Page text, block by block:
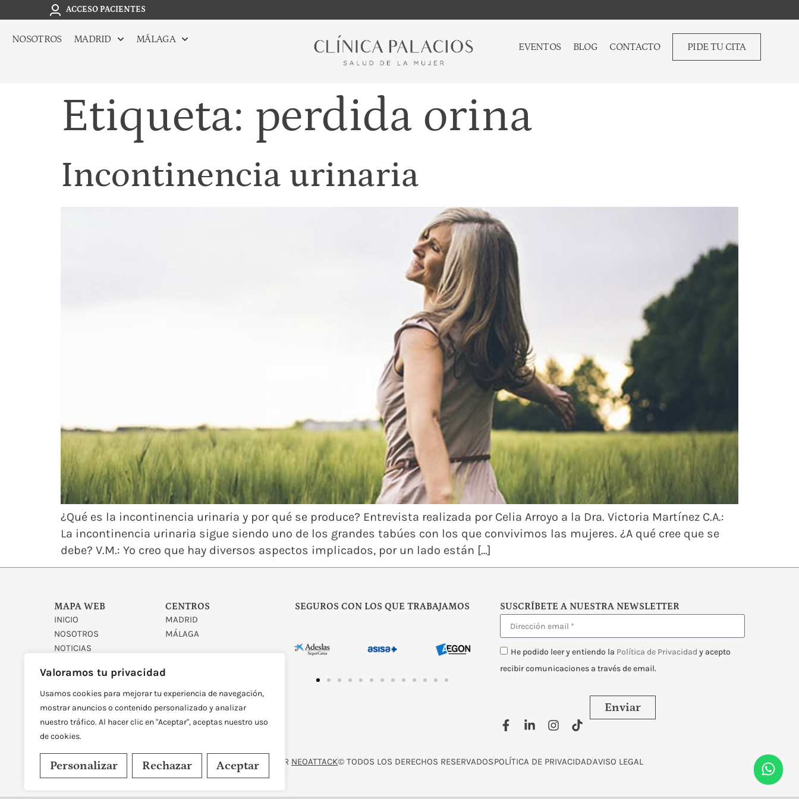
Valoramos tu privacidad
Usamos cookies para mejorar tu experiencia de navegación,
mostrar anuncios o contenido personalizado y analizar
nuestro tráfico. Al hacer clic en "Aceptar", aceptas nuestro uso
de cookies.
Personalizar Rechazar Aceptar
ACCESO PACIENTES
NOSOTROS MADRID MÁLAGA
EVENTOS BLOG CONTACTO PIDE TU CITA
Etiqueta: perdida orina
Incontinencia urinaria
¿Qué es la incontinencia urinaria y por qué se produce? Entrevista realizada por Celia Arroyo a la Dra. Victoria Martínez C.A.:
La incontinencia urinaria sigue siendo uno de los grandes tabúes con los que convivimos las mujeres. ¿A qué cree que se
debe? V.M.: Yo creo que hay diversos aspectos implicados, por un lado están […]
MAPA WEB
INICIO
NOSOTROS
NOTICIAS
CENTROS
MADRID
MÁLAGA
SEGUROS CON LOS QUE TRABAJAMOS SUSCRÍBETE A NUESTRA NEWSLETTER
He podido leer y entiendo la Política de Privacidad y acepto
recibir comunicaciones a través de email.
Enviar
DISEÑADO Y DESARROLLADO POR NEOATTACK© TODOS LOS DERECHOS RESERVADOSPOLÍTICA DE PRIVACIDADAVISO LEGAL